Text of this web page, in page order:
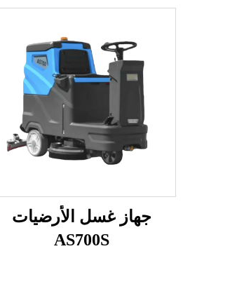
جهاز غسل الأرضيات
AS700S